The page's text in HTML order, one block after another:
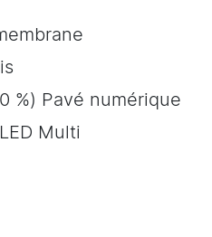
%) Pavé numérique
Multi